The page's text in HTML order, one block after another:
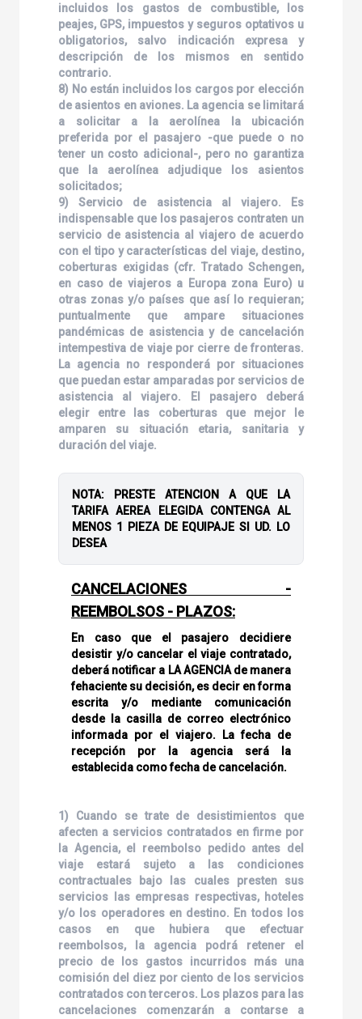
incluidos los gastos de combustible, los
peajes, GPS, impuestos y seguros optativos u
obligatorios, salvo indicación expresa y
descripción de los mismos en sentido
contrario.
8) No están incluidos los cargos por elección
de asientos en aviones. La agencia se limitará
a solicitar a la aerolínea la ubicación
preferida por el pasajero -que puede o no
tener un costo adicional-, pero no garantiza
que la aerolínea adjudique los asientos
solicitados;
9) Servicio de asistencia al viajero. Es
indispensable que los pasajeros contraten un
servicio de asistencia al viajero de acuerdo
con el tipo y características del viaje, destino,
coberturas exigidas (cfr. Tratado Schengen,
en caso de viajeros a Europa zona Euro) u
otras zonas y/o países que así lo requieran;
puntualmente que ampare situaciones
pandémicas de asistencia y de cancelación
intempestiva de viaje por cierre de fronteras.
La agencia no responderá por situaciones
que puedan estar amparadas por servicios de
asistencia al viajero. El pasajero deberá
elegir entre las coberturas que mejor le
amparen su situación etaria, sanitaria y
duración del viaje.
NOTA: PRESTE ATENCION A QUE LA
TARIFA AEREA ELEGIDA CONTENGA AL
MENOS 1 PIEZA DE EQUIPAJE SI UD. LO
DESEA
CANCELACIONES -
REEMBOLSOS - PLAZOS:
En caso que el pasajero decidiere
desistir y/o cancelar el viaje contratado,
deberá notificar a LA AGENCIA de manera
fehaciente su decisión, es decir en forma
escrita y/o mediante comunicación
desde la casilla de correo electrónico
informada por el viajero. La fecha de
recepción por la agencia será la
establecida como fecha de cancelación.
1) Cuando se trate de desistimientos que
afecten a servicios contratados en firme por
la Agencia, el reembolso pedido antes del
viaje estará sujeto a las condiciones
contractuales bajo las cuales presten sus
servicios las empresas respectivas, hoteles
y/o los operadores en destino. En todos los
casos en que hubiera que efectuar
reembolsos, la agencia podrá retener el
precio de los gastos incurridos más una
comisión del diez por ciento de los servicios
contratados con terceros. Los plazos para las
cancelaciones comenzarán a contarse a